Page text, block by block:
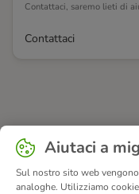
Contattaci, saremo lieti di
Contattaci
Aiutaci a
Sul nostro sito web
analoghe. Utilizziamo